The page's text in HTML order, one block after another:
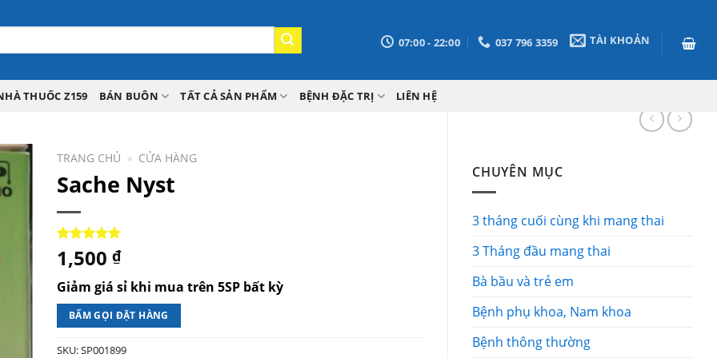
07:00 - 22:00 037 796 3359 TÀI KHOẢN
THUỐC Z159 BÁN BUÔN TẤT CẢ SẢN PHẨM BỆNH ĐẶC TRỊ LIÊN HỆ
CHUYÊN MỤC
3 tháng cuối cùng khi mang thai
3 Tháng đầu mang thai
Bà bầu và trẻ em
Bệnh phụ khoa, Nam khoa
Bệnh thông thường
TRANG CHỦ » CỬA HÀNG
Sache Nyst
5.00trên 5
dựa trên
1
1,500 ₫
Giảm giá sỉ khi mua trên 5SP bất kỳ
BẤM GỌI ĐẶT HÀNG
SKU:SP001899